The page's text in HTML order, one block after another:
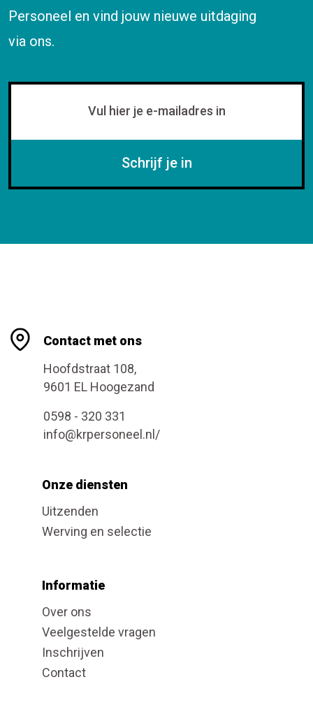
Personeel en vind jouw nieuwe uitdaging
via ons.
Schrijf je in
Contact met ons
Hoofdstraat 108,
9601 EL Hoogezand
0598 - 320 331
info@krpersoneel.nl/
Onze diensten
Uitzenden
Werving en selectie
Informatie
Over ons
Veelgestelde vragen
Inschrijven
Contact